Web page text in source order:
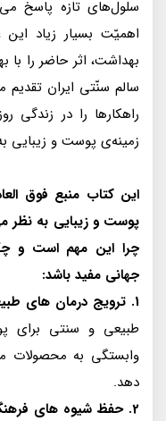
سلول‌هاى تازه پاسخ
اهميّت بسيار زياد
بهداشت، اثر حاضر را با
سالم سنّتى ايران تقديم
راهكارها را در زندگى
زمينه‌ى پوست و زيبايى
این کتاب منبع فوق
پوست و زیبایی به نظر
چرا این مهم است و
جهانی مفید باشد:
1. ترویج درمان های طبیعی:
طبیعی و سنتی برای
وابستگی به محصولات
دهد.
2. حفظ شیوه های فرهنگی: